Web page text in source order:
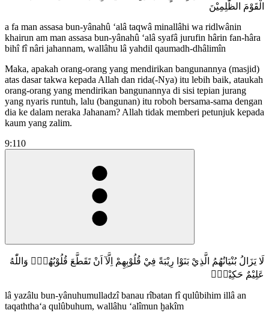
الْقَوْمَ الظّٰلِمِيْنَ
a fa man assasa bun-yânahû ‘alâ taqwâ minallâhi wa ridlwânin
khairun am man assasa bun-yânahû ‘alâ syafâ jurufin hârin fan-hâra
bihî fî nâri jahannam, wallâhu lâ yahdil qaumadh-dhâlimîn
Maka, apakah orang-orang yang mendirikan bangunannya (masjid)
atas dasar takwa kepada Allah dan rida(-Nya) itu lebih baik, ataukah
orang-orang yang mendirikan bangunannya di sisi tepian jurang
yang nyaris runtuh, lalu (bangunan) itu roboh bersama-sama dengan
dia ke dalam neraka Jahanam? Allah tidak memberi petunjuk kepada
kaum yang zalim.
9:110
لَا يَزَالُ بُنْيَانُهُمُ الَّذِيْ بَنَوْا رِيْبَةً فِيْ قُلُوْبِهِمْ اِلَّآ اَنْ تَقَطَّعَ قُلُوْبُهُمْۗ وَاللّٰهُ
عَلِيْمٌ حَكِيْمٌࣖ
lâ yazâlu bun-yânuhumulladzî banau rîbatan fî qulûbihim illâ an
taqaththa‘a qulûbuhum, wallâhu ‘alîmun ḫakîm